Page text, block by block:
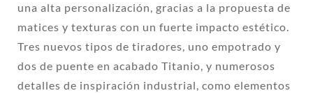
una alta personalización, gracias a la propuesta de
matices y texturas con un fuerte impacto estético.
Tres nuevos tipos de tiradores, uno empotrado y
dos de puente en acabado Titanio, y numerosos
detalles de inspiración industrial, como elementos